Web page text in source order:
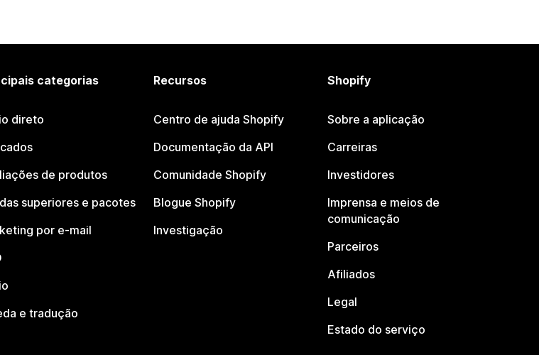
categorias
direto
de produtos
superiores e pacotes
por e-mail
e tradução
Recursos
Centro de ajuda Shopify
Documentação da API
Comunidade Shopify
Blogue Shopify
Investigação
Shopify
Sobre a aplicação
Carreiras
Investidores
Imprensa e meios de
comunicação
Parceiros
Afiliados
Legal
Estado do serviço